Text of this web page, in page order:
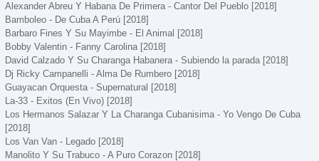
Alexander Abreu Y Habana De Primera - Cantor Del Pueblo [2018]
Bamboleo - De Cuba A Perú [2018]
Barbaro Fines Y Su Mayimbe - El Animal [2018]
Bobby Valentin - Fanny Carolina [2018]
David Calzado Y Su Charanga Habanera - Subiendo la parada [2018]
Dj Ricky Campanelli - Alma De Rumbero [2018]
Guayacan Orquesta - Supernatural [2018]
La-33 - Exitos (En Vivo) [2018]
Los Hermanos Salazar Y La Charanga Cubanisima - Yo Vengo De Cuba
[2018]
Los Van Van - Legado [2018]
Manolito Y Su Trabuco - A Puro Corazon [2018]